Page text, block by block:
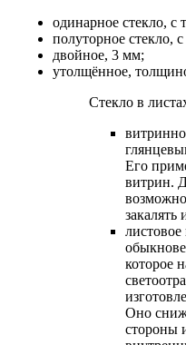
одинарное стекло,
полуторное стекло,
двойное, 3 мм;
утолщённое,
Стекло в
Его
витрин.
закалять
которое
Оно
стороны